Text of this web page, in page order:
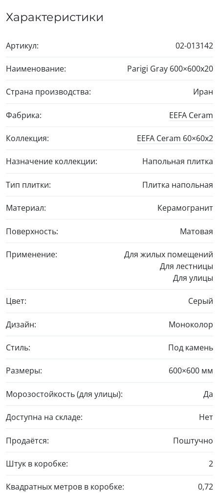
Характеристики
Артикул: 02-013142
Наименование: Parigi Gray 600×600x20
Страна производства: Иран
Фабрика: EEFA Ceram
Коллекция: EEFA Ceram 60×60x2
Назначение коллекции: Напольная плитка
Тип плитки: Плитка напольная
Материал: Керамогранит
Поверхность: Матовая
Применение:
Для жилых помещений
Для лестницы
Для улицы
Цвет: Серый
Дизайн: Моноколор
Стиль: Под камень
Размеры: 600×600 мм
Морозостойкость (для улицы): Да
Доступна на складе: Нет
Продаётся: Поштучно
Штук в коробке: 2
Квадратных метров в коробке: 0,72